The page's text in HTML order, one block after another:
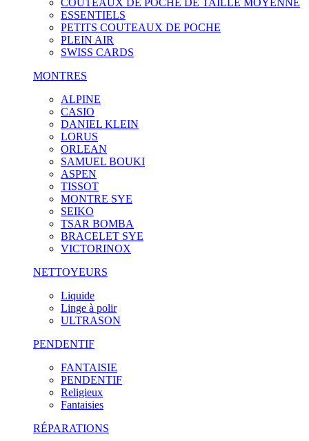
COUTEAUX DE POCHE DE TAILLE MOYENNE
ESSENTIELS
PETITS COUTEAUX DE POCHE
PLEIN AIR
SWISS CARDS
MONTRES
ALPINE
CASIO
DANIEL KLEIN
LORUS
ORLEAN
SAMUEL BOUKI
ASPEN
TISSOT
MONTRE SYE
SEIKO
TSAR BOMBA
BRACELET SYE
VICTORINOX
NETTOYEURS
Liquide
Linge à polir
ULTRASON
PENDENTIF
FANTAISIE
PENDENTIF
Religieux
Fantaisies
RÉPARATIONS